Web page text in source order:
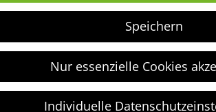
Speichern
Nur essenzielle Cookies
Individuelle